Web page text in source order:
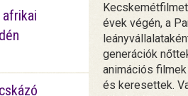
évek végén, a
generációk
animációs
és keresettek.